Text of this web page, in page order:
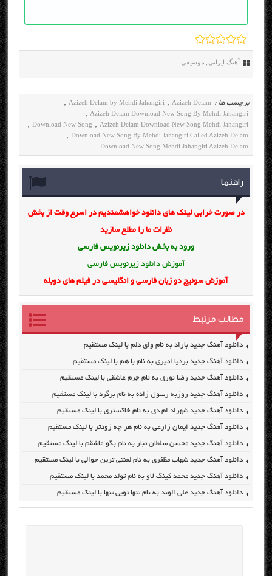
آهنگ ایرانی, موسیقی
برچسب ها : Azizeh Delam
,
Azizeh Delam by Mehdi Jahangiri
,
Azizeh Delam Download New Song By Mehdi Jahangiri
,
Azizeh Delam Download New Song Mehdi Jahangiri
,
Download New Song
,
Download New Song By Mehdi Jahangiri Called Azizeh Delam
,
Download New Song Mehdi Jahangiri Azizeh Delam
راهنما
در صورت خرابی لینک های دانلود خواهشمندیم در اسرع وقت از بخش
نظرات ما را مطلع سازید
ورود به بخش دانلود زیرنویس فارسی
آموزش دانلود زیرنویس فارسی
آموزش سوئیچ دو زبان فارسی و انگلیسی در فیلم های دوبله
مطالب مرتبط
دانلود آهنگ جدید باراد به نام وای دلم با لینک مستقیم
دانلود آهنگ جدید بردیا امیری به نام با هم با لینک مستقیم
دانلود آهنگ جدید رضا نوری به نام جرم عاشقی با لینک مستقیم
دانلود آهنگ جدید روزبه رسول زاده به نام برگرد با لینک مستقیم
دانلود آهنگ جدید شهراد ام دی به نام خاکستری با لینک مستقیم
دانلود آهنگ جدید ایمان زارعی به نام هر چه زودتر با لینک مستقیم
دانلود آهنگ جدید محسن سلطان تبار به نام بگو عاشقم با لینک مستقیم
دانلود آهنگ جدید شهاب مظفری به نام لعنتی ترین حوالی با لینک مستقیم
دانلود آهنگ جدید محمد کینگ لاو به نام تولد محمد با لینک مستقیم
دانلود آهنگ جدید علی الوند به نام تنها تویی تنها با لینک مستقیم